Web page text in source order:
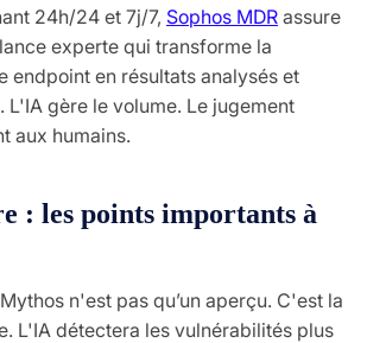
24h/24 et 7j/7, Sophos MDR assure
experte qui transforme la
endpoint en résultats analysés et
L'IA gère le volume. Le jugement
aux humains.
: les points importants à
n'est pas qu’un aperçu. C'est la
L'IA détectera les vulnérabilités plus